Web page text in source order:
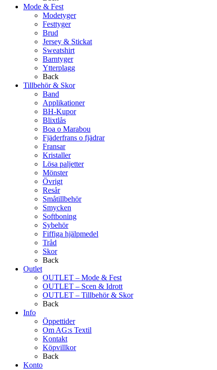
Mode & Fest
Modetyger
Festtyger
Brud
Jersey & Stickat
Sweatshirt
Barntyger
Ytterplagg
Back
Tillbehör & Skor
Band
Applikationer
BH-Kupor
Blixtlås
Boa o Marabou
Fjäderfrans o fjädrar
Fransar
Kristaller
Lösa paljetter
Mönster
Övrigt
Resår
Småtillbehör
Smycken
Softboning
Sybehör
Fiffiga hjälpmedel
Tråd
Skor
Back
Outlet
OUTLET – Mode & Fest
OUTLET – Scen & Idrott
OUTLET – Tillbehör & Skor
Back
Info
Öppettider
Om AG:s Textil
Kontakt
Köpvillkor
Back
Konto